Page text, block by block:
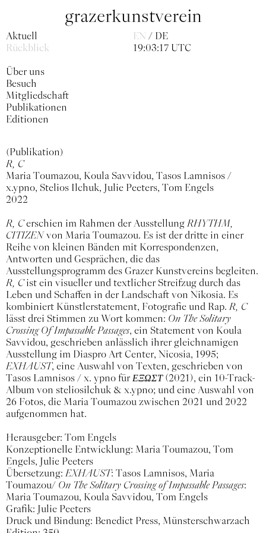
Aktuell
Rückblick
Über uns
Besuch
Mitgliedschaft
Publikationen
Editionen
grazerkunstverein
(Publikation)
R, C
Maria Toumazou, Koula Savvidou, Tasos Lamnisos /
x.ypno, Stelios Ilchuk, Julie Peeters, Tom Engels
2022
R, Cerschien im Rahmen der AusstellungRHYTHM,
CITIZENvon Maria Toumazou. Es ist der dritte in einer
Reihe von kleinen Bänden mit Korrespondenzen,
Antworten und Gesprächen, die das
Ausstellungsprogramm des Grazer Kunstvereins begleiten.
R, Cist ein visueller und textlicher Streifzug durch das
Leben und Schaffen in der Landschaft von Nikosia. Es
kombiniert Künstlerstatement, Fotografie und Rap.R, C
lässt drei Stimmen zu Wort kommen: On The Solitary
Crossing Of Impassable Passages, ein Statement von Koula
Savvidou, geschrieben anlässlich ihrer gleichnamigen
Ausstellung im Diaspro Art Center, Nicosia, 1995;
EXHAUST, eine Auswahl von Texten, geschrieben von
Tasos Lamnisos / x. ypno für ΕΞΩΣΤ(2021), ein 10-Track-
Album von steliosilchuk & x.ypno; und eine Auswahl von
26 Fotos, die Maria Toumazou zwischen 2021 und 2022
aufgenommen hat.
Herausgeber: Tom Engels
Konzeptionelle Entwicklung: Maria Toumazou, Tom
Engels, Julie Peeters
Übersetzung: EXHAUST: Tasos Lamnisos, Maria
Toumazou/ On The Solitary Crossing of Impassable Passages:
Maria Toumazou, Koula Savvidou, Tom Engels
Grafik: Julie Peeters
Druck und Bindung: Benedict Press, Münsterschwarzach
EN
DE
19:03:17 UTC